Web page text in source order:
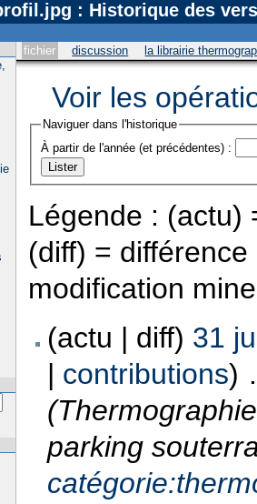
: Historique des
fichier discussion la librairie
Voir les
Naviguer dans l'historique
À partir de l'année (et précédentes) :
Légende : (actu)
(diff) =
modification
(actu | diff) 31
| contributions)
parking